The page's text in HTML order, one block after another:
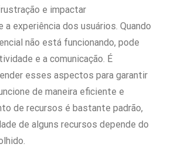
e impactar
experiência dos usuários. Quando
não está funcionando, pode
e a comunicação. É
esses aspectos para garantir
de maneira eficiente e
de recursos é bastante padrão,
de alguns recursos depende do